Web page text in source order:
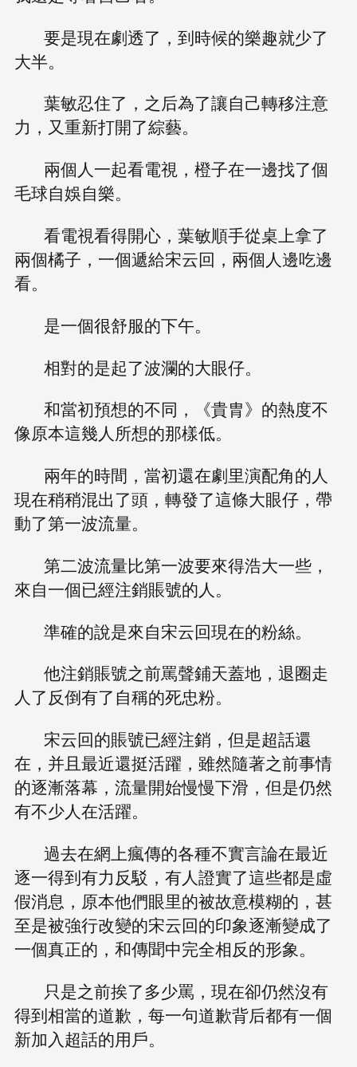
要是現在劇透了，到時候的樂趣就少了
大半。
葉敏忍住了，之后為了讓自己轉移注意
力，又重新打開了綜藝。
兩個人一起看電視，橙子在一邊找了個
毛球自娛自樂。
看電視看得開心，葉敏順手從桌上拿了
兩個橘子，一個遞給宋云回，兩個人邊吃邊
看。
是一個很舒服的下午。
相對的是起了波瀾的大眼仔。
和當初預想的不同，《貴胄》的熱度不
像原本這幾人所想的那樣低。
兩年的時間，當初還在劇里演配角的人
現在稍稍混出了頭，轉發了這條大眼仔，帶
動了第一波流量。
第二波流量比第一波要來得浩大一些，
來自一個已經注銷賬號的人。
準確的說是來自宋云回現在的粉絲。
他注銷賬號之前罵聲鋪天蓋地，退圈走
人了反倒有了自稱的死忠粉。
宋云回的賬號已經注銷，但是超話還
在，并且最近還挺活躍，雖然隨著之前事情
的逐漸落幕，流量開始慢慢下滑，但是仍然
有不少人在活躍。
過去在網上瘋傳的各種不實言論在最近
逐一得到有力反駁，有人證實了這些都是虛
假消息，原本他們眼里的被故意模糊的，甚
至是被強行改變的宋云回的印象逐漸變成了
一個真正的，和傳聞中完全相反的形象。
只是之前挨了多少罵，現在卻仍然沒有
得到相當的道歉，每一句道歉背后都有一個
新加入超話的用戶。